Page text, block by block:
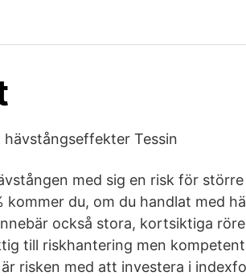
hävstångseffekter Tessin
med sig en risk för
kommer du, om du handlat med
också stora, kortsiktiga
till riskhantering men
risken med att investera i